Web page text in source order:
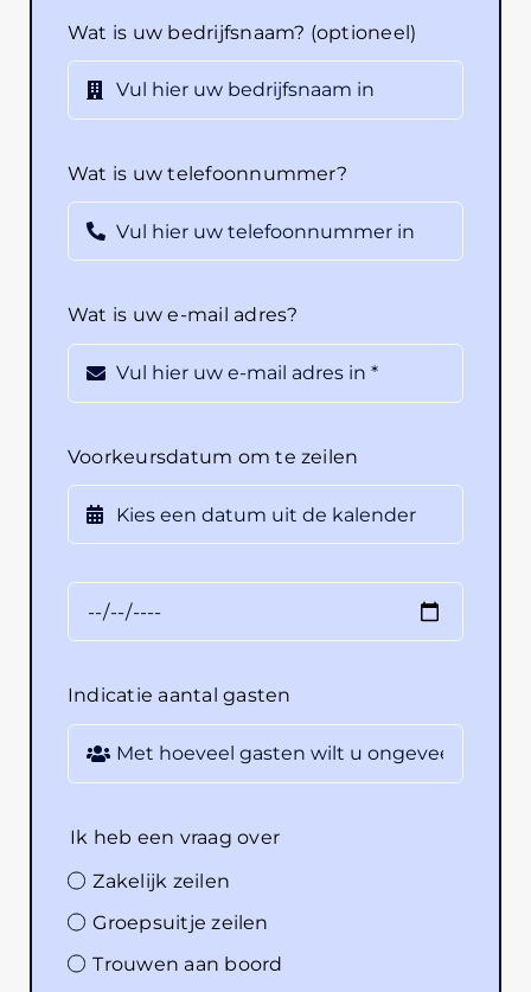
Wat is uw bedrijfsnaam? (optioneel)
Wat is uw telefoonnummer?
Wat is uw e-mail adres?
Voorkeursdatum om te zeilen
Indicatie aantal gasten
Ik heb een vraag over
Zakelijk zeilen
Groepsuitje zeilen
Trouwen aan boord